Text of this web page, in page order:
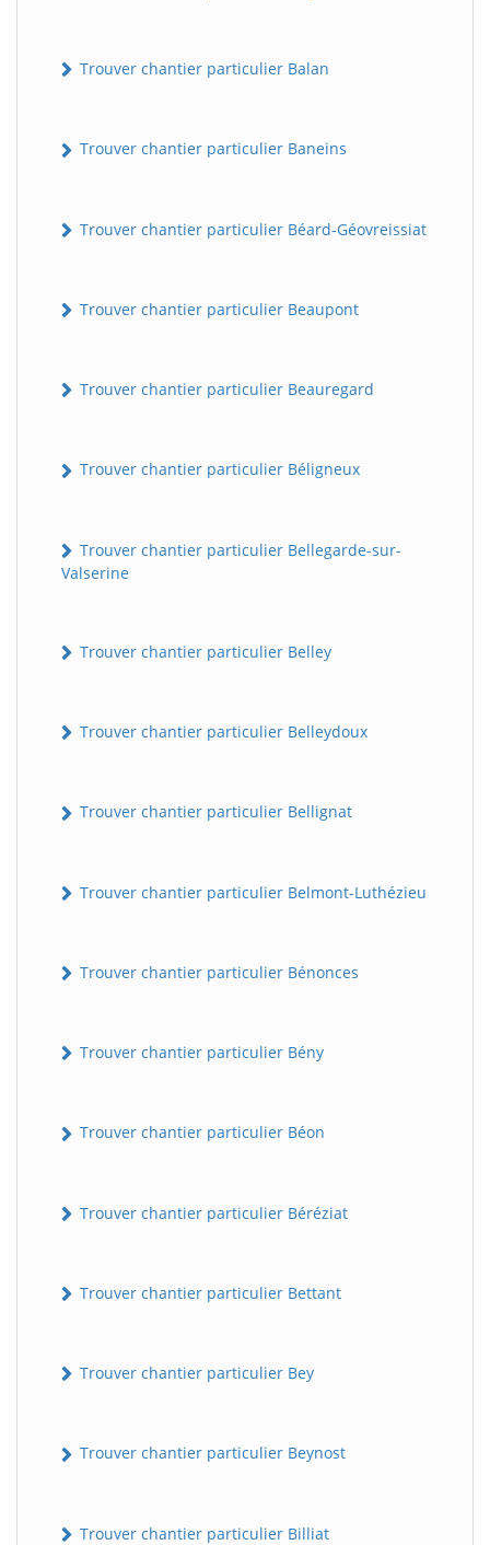
Trouver chantier particulier Balan
Trouver chantier particulier Baneins
Trouver chantier particulier Béard-Géovreissiat
Trouver chantier particulier Beaupont
Trouver chantier particulier Beauregard
Trouver chantier particulier Béligneux
Trouver chantier particulier Bellegarde-sur-
Valserine
Trouver chantier particulier Belley
Trouver chantier particulier Belleydoux
Trouver chantier particulier Bellignat
Trouver chantier particulier Belmont-Luthézieu
Trouver chantier particulier Bénonces
Trouver chantier particulier Bény
Trouver chantier particulier Béon
Trouver chantier particulier Béréziat
Trouver chantier particulier Bettant
Trouver chantier particulier Bey
Trouver chantier particulier Beynost
Trouver chantier particulier Billiat